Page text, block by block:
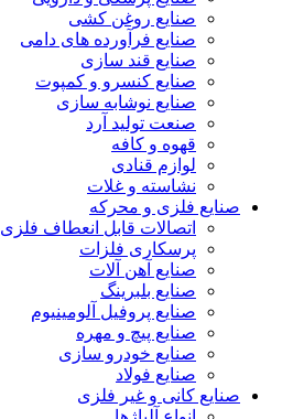
صنایع روغن کشی
صنایع فرآورده های دامی
صنایع قند سازی
صنایع کنسرو و کمپوت
صنایع نوشابه سازی
صنعت تولید آرد
قهوه و کافه
لوازم قنادی
نشاسته و غلات
صنایع فلزی و محرکه
اتصالات قابل انعطاف فلزی
پرسکاری فلزات
صنایع آهن آلات
صنایع بلبرینگ
صنایع پروفیل آلومینیوم
صنایع پیچ و مهره
صنایع خودرو سازی
صنایع فولاد
صنایع کانی و غیر فلزی